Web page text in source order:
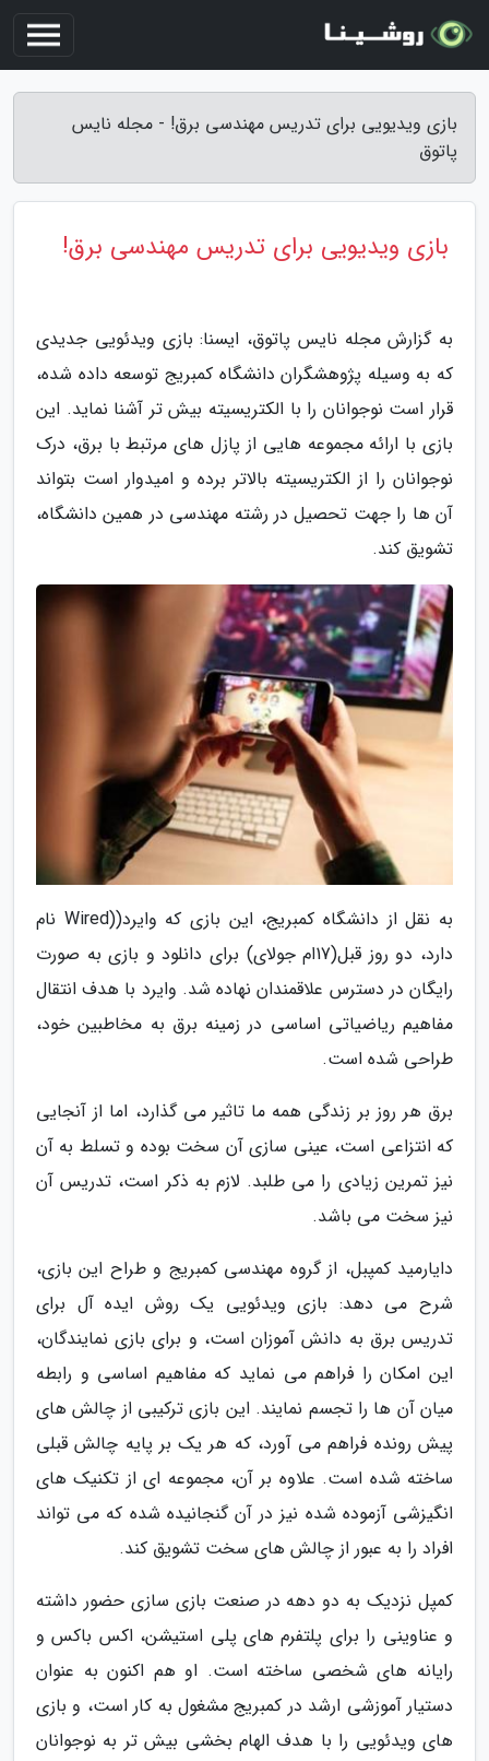
بازی ویدیویی برای تدریس مهندسی برق! - مجله نایس
پاتوق
بازی ویدیویی برای تدریس مهندسی برق!
به گزارش مجله نایس پاتوق، ایسنا: بازی ویدئویی جدیدی
که به وسیله پژوهشگران دانشگاه کمبریج توسعه داده شده،
قرار است نوجوانان را با الکتریسیته بیش تر آشنا نماید. این
بازی با ارائه مجموعه هایی از پازل های مرتبط با برق، درک
نوجوانان را از الکتریسیته بالاتر برده و امیدوار است بتواند
آن ها را جهت تحصیل در رشته مهندسی در همین دانشگاه،
تشویق کند.
به نقل از دانشگاه کمبریج، این بازی که وایرد((Wired نام
دارد، دو روز قبل(17ام جولای) برای دانلود و بازی به صورت
رایگان در دسترس علاقمندان نهاده شد. وایرد با هدف انتقال
مفاهیم ریاضیاتی اساسی در زمینه برق به مخاطبین خود،
طراحی شده است.
برق هر روز بر زندگی همه ما تاثیر می گذارد، اما از آنجایی
که انتزاعی است، عینی سازی آن سخت بوده و تسلط به آن
نیز تمرین زیادی را می طلبد. لازم به ذکر است، تدریس آن
نیز سخت می باشد.
دایارمید کمپبل، از گروه مهندسی کمبریج و طراح این بازی،
شرح می دهد: بازی ویدئویی یک روش ایده آل برای
تدریس برق به دانش آموزان است، و برای بازی نمایندگان،
این امکان را فراهم می نماید که مفاهیم اساسی و رابطه
میان آن ها را تجسم نمایند. این بازی ترکیبی از چالش های
پیش رونده فراهم می آورد، که هر یک بر پایه چالش قبلی
ساخته شده است. علاوه بر آن، مجموعه ای از تکنیک های
انگیزشی آزموده شده نیز در آن گنجانیده شده که می تواند
افراد را به عبور از چالش های سخت تشویق کند.
کمپل نزدیک به دو دهه در صنعت بازی سازی حضور داشته
و عناوینی را برای پلتفرم های پلی استیشن، اکس باکس و
رایانه های شخصی ساخته است. او هم اکنون به عنوان
دستیار آموزشی ارشد در کمبریج مشغول به کار است، و بازی
های ویدئویی را با هدف الهام بخشی بیش تر به نوجوانان